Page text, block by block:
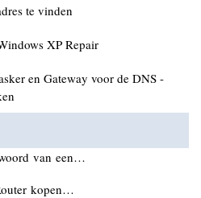
te vinden
XP Repair
en Gateway voor de DNS -
van een…
kopen…